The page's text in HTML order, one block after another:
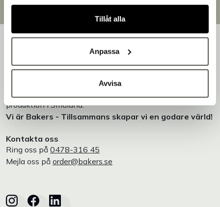
Tillåt alla
Anpassa
Avvisa
Designat och tillverkat i Småland
Bakers är en helhetsleverantör av professionell
produktion i Småland.
Vi är Bakers - Tillsammans skapar vi en godare värld!
Kontakta oss
Ring oss på 0478-316 45
Mejla oss på order@bakers.se